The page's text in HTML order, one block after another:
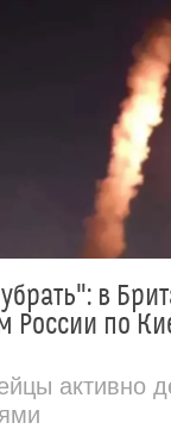
в
России по
активно